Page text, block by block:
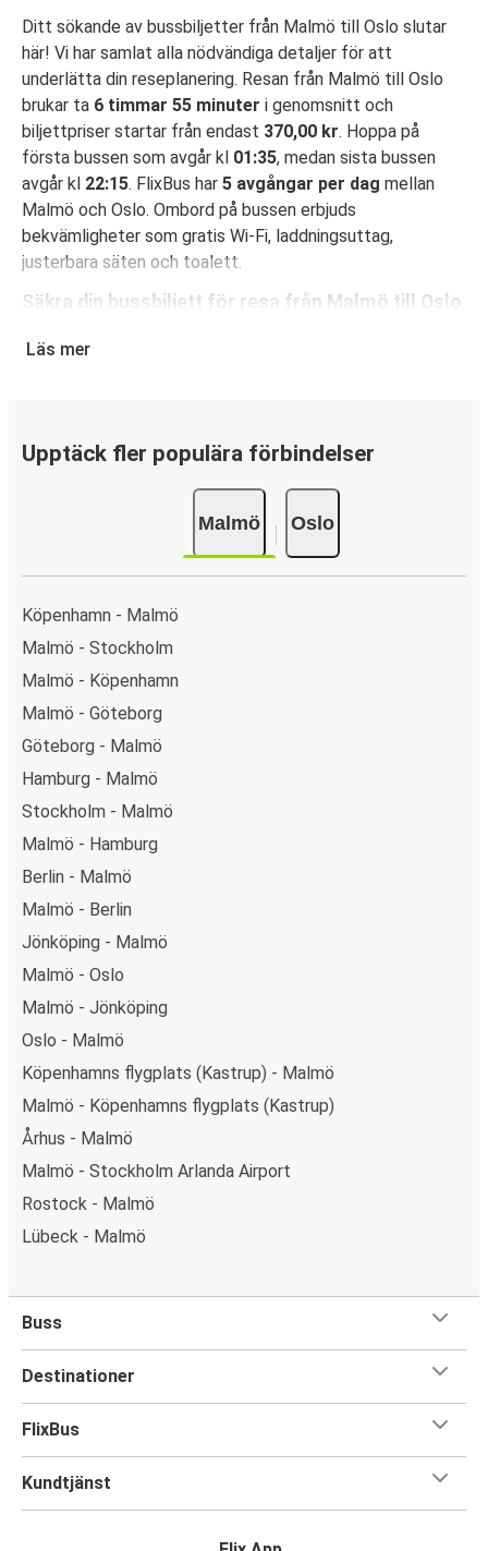
Ditt sökande av bussbiljetter från Malmö till Oslo slutar
här! Vi har samlat alla nödvändiga detaljer för att
underlätta din reseplanering. Resan från Malmö till Oslo
brukar ta 6 timmar 55 minuter i genomsnitt och
biljettpriser startar från endast 370,00 kr. Hoppa på
första bussen som avgår kl 01:35, medan sista bussen
avgår kl 22:15. FlixBus har 5 avgångar per dag mellan
Malmö och Oslo. Ombord på bussen erbjuds
bekvämligheter som gratis Wi-Fi, laddningsuttag,
justerbara säten och toalett.
Säkra din bussbiljett för resa från Malmö till Oslo
Det är bus(s)enkelt att boka din resa med FlixBus: Du kan
mellan flera olika betalningsmetoder: kort, Swish, PayPal,
Google Pay eller Apple Pay. N/A.
Läs mer
Upptäck fler populära förbindelser
Malmö Oslo
Köpenhamn - Malmö
Malmö - Stockholm
Malmö - Köpenhamn
Malmö - Göteborg
Göteborg - Malmö
Hamburg - Malmö
Stockholm - Malmö
Malmö - Hamburg
Berlin - Malmö
Malmö - Berlin
Jönköping - Malmö
Malmö - Oslo
Malmö - Jönköping
Oslo - Malmö
Köpenhamns flygplats (Kastrup) - Malmö
Malmö - Köpenhamns flygplats (Kastrup)
Århus - Malmö
Malmö - Stockholm Arlanda Airport
Rostock - Malmö
Lübeck - Malmö
Buss
Destinationer
FlixBus
Kundtjänst